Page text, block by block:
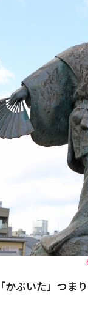
「かぶいた」つま